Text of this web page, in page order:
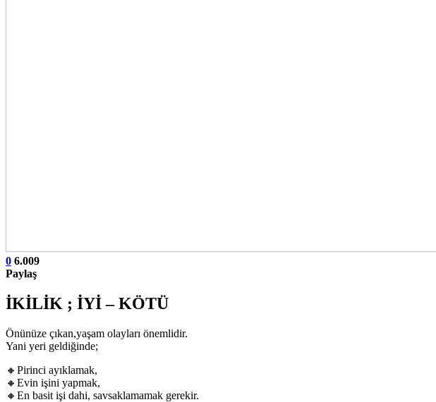
0 6.009
Paylaş
İKİLİK ; İYİ – KÖTÜ
Önünüze çıkan,yaşam olayları önemlidir.
Yani yeri geldiğinde;
🔸Pirinci ayıklamak,
🔸Evin işini yapmak,
🔸En basit işi dahi, savsaklamamak gerekir.